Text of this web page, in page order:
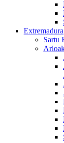
Extremadura
Sartu